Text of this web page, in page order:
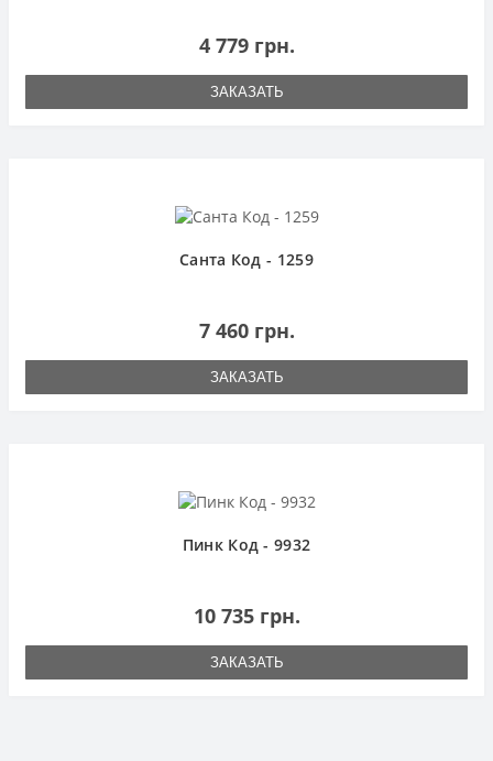
4 779 грн.
ЗАКАЗАТЬ
Санта Код - 1259
7 460 грн.
ЗАКАЗАТЬ
Пинк Код - 9932
10 735 грн.
ЗАКАЗАТЬ